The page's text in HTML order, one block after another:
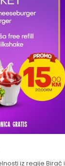
iz regije Birač i